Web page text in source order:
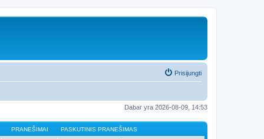
Prisijungti
Dabar yra 2026-08-09, 14:53
PRANEŠIMAI PASKUTINIS PRANEŠIMAS